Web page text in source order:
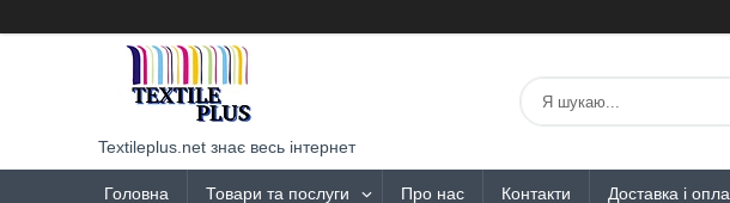
Textileplus.net знає весь інтернет
Головна Товари та послуги Про нас Контакти Доставка і